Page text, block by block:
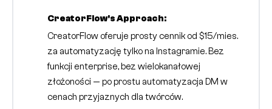
CreatorFlow's Approach:
CreatorFlow oferuje prosty cennik od $15/mies.
za automatyzację tylko na Instagramie. Bez
funkcji enterprise, bez wielokanałowej
złożoności — po prostu automatyzacja DM w
cenach przyjaznych dla twórców.